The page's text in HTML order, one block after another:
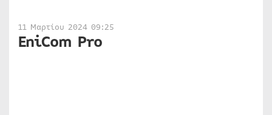
11 Μαρτίου 2024 09:25
EniCom Pro